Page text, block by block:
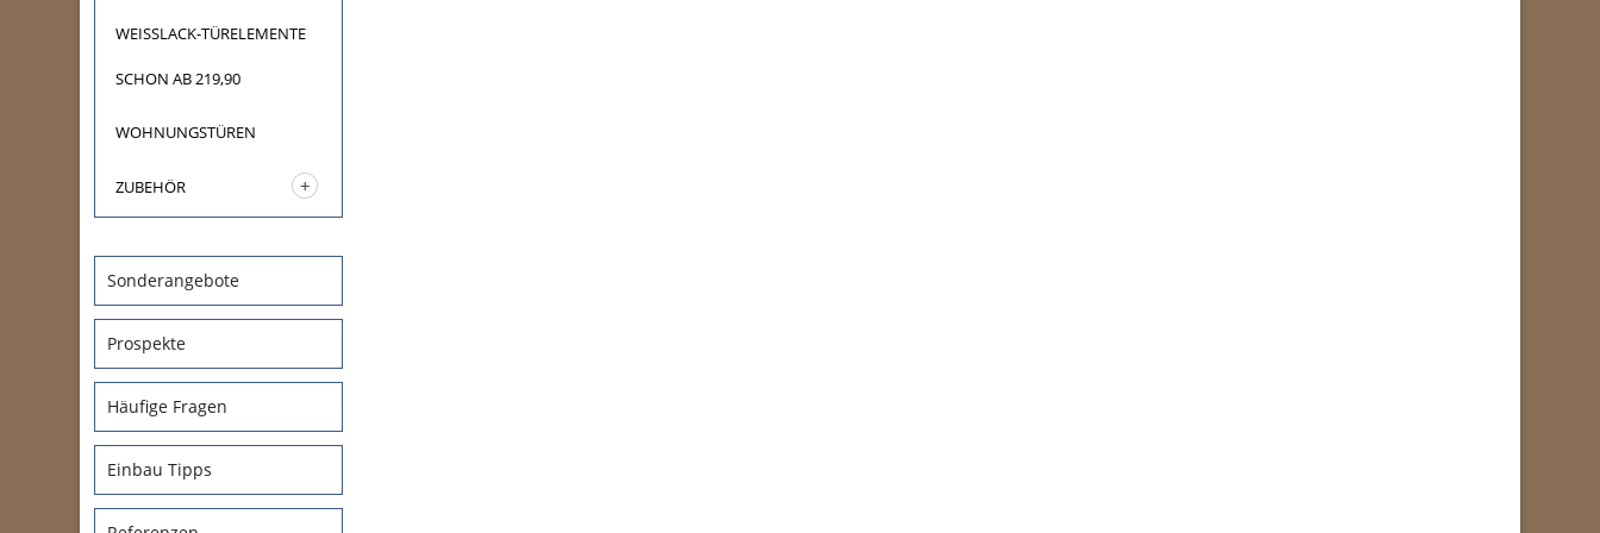
WEISSLACK-TÜRELEMENTE
SCHON AB 219,90
WOHNUNGSTÜREN
ZUBEHÖR
Sonderangebote
Prospekte
Häufige Fragen
Einbau Tipps